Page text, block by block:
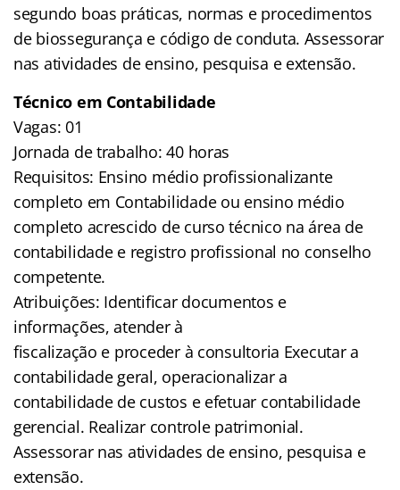
segundo boas práticas, normas e procedimentos
de biossegurança e código de conduta. Assessorar
nas atividades de ensino, pesquisa e extensão.
Técnico em Contabilidade
Vagas: 01
Jornada de trabalho: 40 horas
Requisitos: Ensino médio profissionalizante
completo em Contabilidade ou ensino médio
completo acrescido de curso técnico na área de
contabilidade e registro profissional no conselho
competente.
Atribuições: Identificar documentos e
informações, atender à
fiscalização e proceder à consultoria Executar a
contabilidade geral, operacionalizar a
contabilidade de custos e efetuar contabilidade
gerencial. Realizar controle patrimonial.
Assessorar nas atividades de ensino, pesquisa e
extensão.